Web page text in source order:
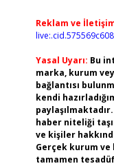
Reklam ve
Yasal Uyarı: Bu
marka, kurum
bağlantısı
kendi
haber niteliği
ve kişiler
Gerçek kurum
tamamen